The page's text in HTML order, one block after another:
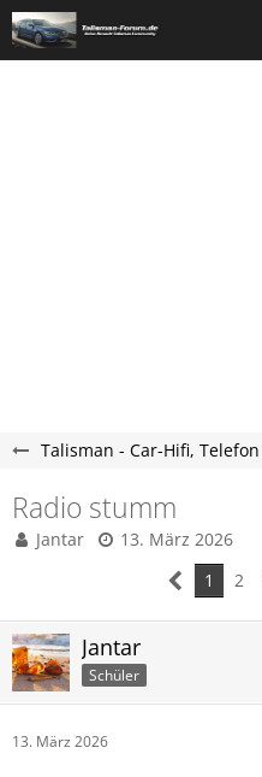
Talisman - Car-Hifi,
Radio stumm
Jantar
13. März 2026
1
2
Jantar
Schüler
13. März 2026